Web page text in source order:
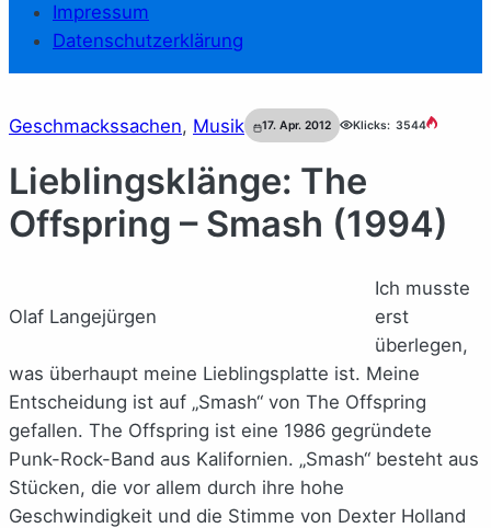
Impressum
Datenschutzerklärung
Geschmackssachen, Musik 17. Apr. 2012 Klicks: 3544
Lieblingsklänge: The
Offspring – Smash (1994)
Olaf Langejürgen
Ich musste
erst
überlegen,
was überhaupt meine Lieblingsplatte ist. Meine
Entscheidung ist auf „Smash“ von The Offspring
gefallen. The Offspring ist eine 1986 gegründete
Punk-Rock-Band aus Kalifornien. „Smash“ besteht aus
Stücken, die vor allem durch ihre hohe
Geschwindigkeit und die Stimme von Dexter Holland